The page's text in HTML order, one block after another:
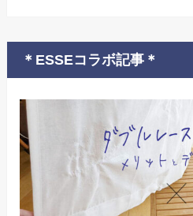
＊ESSEコラボ記事＊